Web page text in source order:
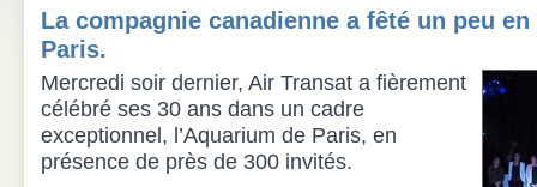
La compagnie canadienne a fêté un peu
Paris.
Mercredi soir dernier, Air Transat a fièrement
célébré ses 30 ans dans un cadre
exceptionnel, l’Aquarium de Paris, en
présence de près de 300 invités.